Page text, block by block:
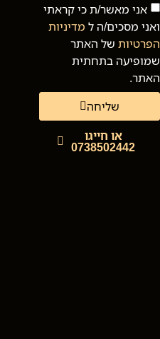
אני מאשר/ת כי קראתי
ואני מסכים/ה ל מדיניות
הפרטיותשל האתר
שמופיעה בתחתית
האתר.
שליחה
או חייגו
0738502442